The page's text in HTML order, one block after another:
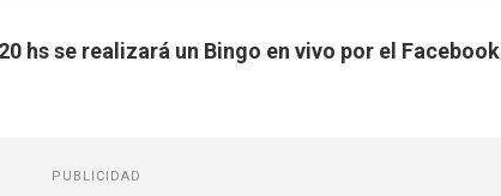
hs se realizará un Bingo en vivo por el Facebook
PUBLICIDAD